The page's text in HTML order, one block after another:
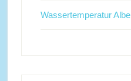
Wassertemperatur